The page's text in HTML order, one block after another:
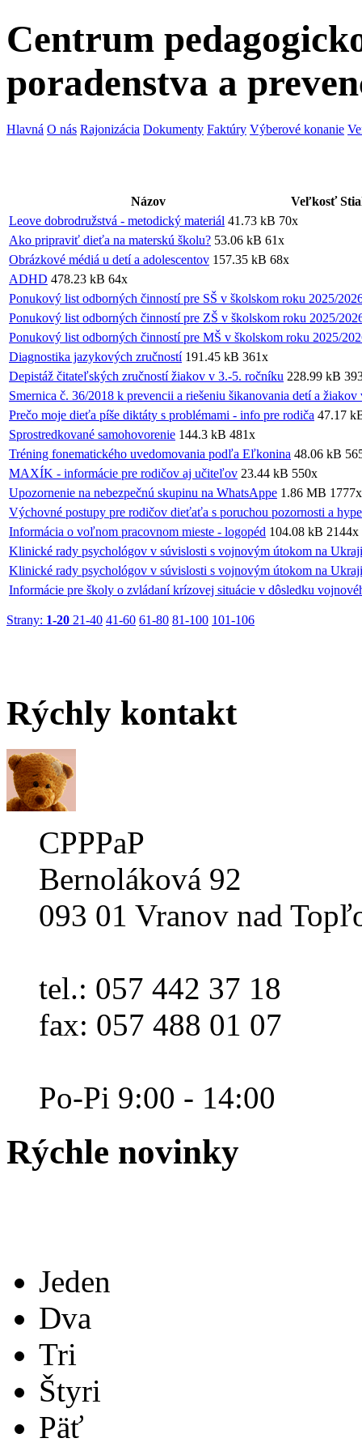
Centrum
poradenstva a
Hlavná O nás Rajonizácia Dokumenty Faktúry Výberové konanie
Názov Veľkosť
Leove dobrodružstvá - metodický materiál 41.73 kB 70x
Ako pripraviť dieťa na materskú školu? 53.06 kB 61x
Obrázkové médiá u detí a adolescentov 157.35 kB 68x
ADHD 478.23 kB 64x
Ponukový list odborných činností pre SŠ v školskom roku 2025/
Ponukový list odborných činností pre ZŠ v školskom roku 2025/
Ponukový list odborných činností pre MŠ v školskom roku 2025/
Diagnostika jazykových zručností 191.45 kB 361x
Depistáž čitateľských zručností žiakov v 3.-5. ročníku 228.99 kB
Smernica č. 36/2018 k prevencii a riešeniu šikanovania detí a žiakov
Prečo moje dieťa píše diktáty s problémami - info pre rodiča 47.17
Sprostredkované samohovorenie 144.3 kB 481x
Tréning fonematického uvedomovania podľa Eľkonina 48.06 kB
MAXÍK - informácie pre rodičov aj učiteľov 23.44 kB 550x
Upozornenie na nebezpečnú skupinu na WhatsAppe 1.86 MB 1777x
Výchovné postupy pre rodičov dieťaťa s poruchou pozornosti a
Informácia o voľnom pracovnom mieste - logopéd 104.08 kB 2144x
Klinické rady psychológov v súvislosti s vojnovým útokom na
Klinické rady psychológov v súvislosti s vojnovým útokom na
Informácie pre školy o zvládaní krízovej situácie v dôsledku
Strany: 1-20 21-40 41-60 61-80 81-100 101-106
Rýchly kontakt
CPPPaP
Bernoláková 92
093 01 Vranov nad
tel.: 057 442 37 18
fax: 057 488 01 07
Po-Pi 9:00 - 14:00
Rýchle novinky
Jeden
Dva
Tri
Štyri
Päť